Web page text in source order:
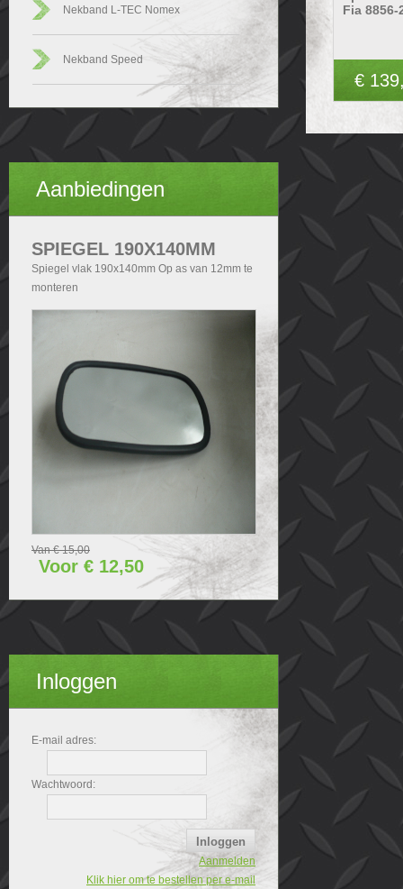
Nekband L-TEC Nomex
Nekband Speed
Aanbiedingen
SPIEGEL 190X140MM
Spiegel vlak 190x140mm Op as van 12mm te
monteren
Van € 15,00
Voor € 12,50
Inloggen
E-mail adres:
Wachtwoord:
Aanmelden
Klik hier om te bestellen per e-mail
Fia 8856-
€